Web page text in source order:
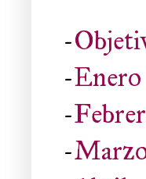
-
-Enero
-
-